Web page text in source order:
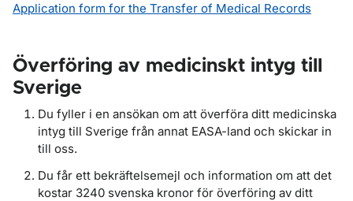
Application form for the Transfer of Medical Records
Överföring av medicinskt intyg till
Sverige
Du fyller i en ansökan om att överföra ditt medicinska
intyg till Sverige från annat EASA-land och skickar in
till oss.
Du får ett bekräftelsemejl och information om att det
kostar 3240 svenska kronor för överföring av ditt